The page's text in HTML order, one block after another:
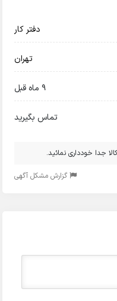
دفتر کار
تهران
9 ماه قبل
تماس بگیرید
جدا خودداری نمائید.
گزارش مشکل آگهی